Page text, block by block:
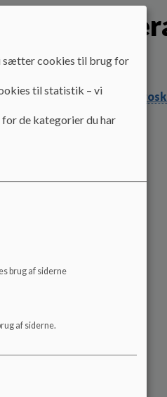
ved at skrive til
sætter cookies til brug for
til statistik – vi
for de kategorier du har
brug af siderne
af siderne.